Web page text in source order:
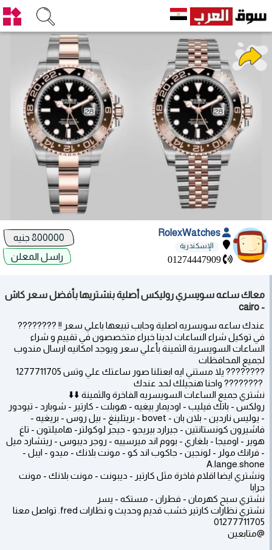
الإسكندرية
01274447909
راسل المعلن
معاك ساعه سويسري روليكس أصلية بنشتريها بأفضل سعر كاش
- cairo
عندك ساعه سويسريه اصلية وحابب تبيعها باعلي سعر !! ????????
في توكيل شراء الساعات لدينا خبراء متخصصون في تقييم و شراء
الساعات السويسرية الثمينة بأعلي سعر ويوجد امكانيه ارسال مندوب
لجميع المحافظات
???????? يلا مستني ايه ابعتلنا صور ساعتك علي وتس 1277711705
⁩ ???????? واحنا هنجيلك لحد عندك
نشتري جميع الساعات السويسريه الفاخرة والثمينة ⬇️⬇️
رولكس - باتك فيليب - اوديمار بيغيه - هوبلت - كارتير - شوبارد - تيودور
- يوليس ناردين - بلان بان - bovet - بريتلينغ - بيل روس - بريغيه -
فاشيرون كونستانتين - جيرارد بيريجو - جيجر لوكولتر- هاميلتون - تاغ
هوير - اوميجا - بلغاري - بووم اند ميرسييه - روجر ديبوس - ريتشارد ميل
- فرانك مولر - لونجين - جاكوب اند كو - مونت بلانك - ميدو - ايبل -
A.lange.shone
ونشتري ايضا اقلام فاخرة مثل كارتير - ديبونت - مونت بلانك - مونت
جرابا
نشتري سبح كهرمان - فطران - مستكه - يسر
نشتري نظارات كارتير خشب قديم وحديث و نظارات fred. تواصل معنا
@متابعين